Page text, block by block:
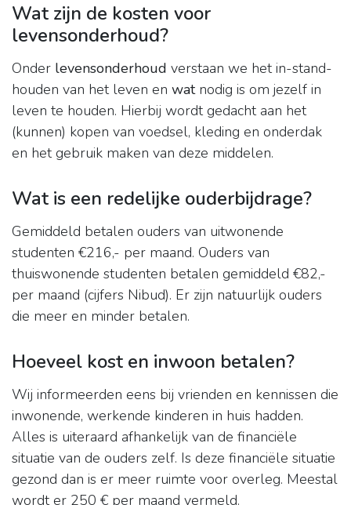
Wat zijn de kosten voor
levensonderhoud?
Onder levensonderhoud verstaan we het in-stand-
houden van het leven en watnodig is om jezelf in
leven te houden. Hierbij wordt gedacht aan het
(kunnen) kopen van voedsel, kleding en onderdak
en het gebruik maken van deze middelen.
Wat is een redelijke ouderbijdrage?
Gemiddeld betalen ouders van uitwonende
studenten €216,- per maand. Ouders van
thuiswonende studenten betalen gemiddeld €82,-
per maand (cijfers Nibud). Er zijn natuurlijk ouders
die meer en minder betalen.
Hoeveel kost en inwoon betalen?
Wij informeerden eens bij vrienden en kennissen die
inwonende, werkende kinderen in huis hadden.
Alles is uiteraard afhankelijk van de financiële
situatie van de ouders zelf. Is deze financiële situatie
gezond dan is er meer ruimte voor overleg. Meestal
wordt er 250 € per maand vermeld.